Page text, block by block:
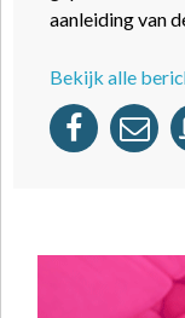
aanleiding van
Bekijk alle